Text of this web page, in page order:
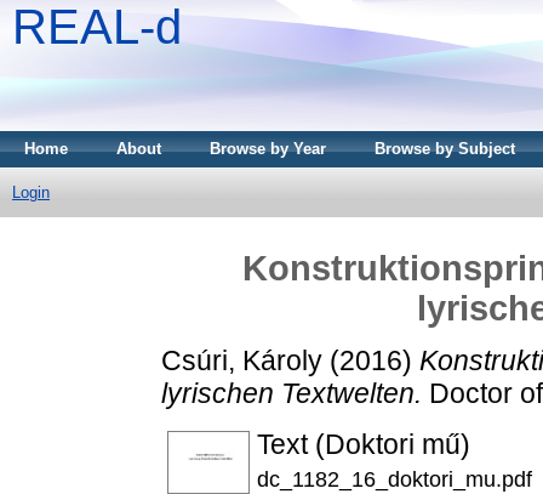
REAL-d
Home About Browse by Year Browse by Subject
Login
Csúri, Károly (2016)
lyrischen Textwelten. Doctor
Text (Doktori mű)
dc_1182_16_doktori_mu.pdf